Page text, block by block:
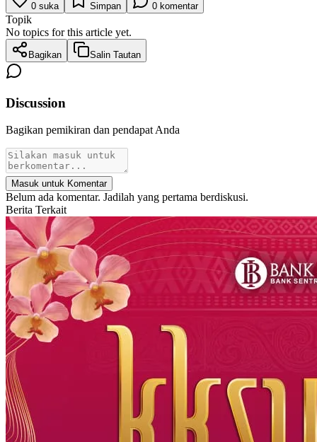
0 suka Simpan 0 komentar
Topik
No topics for this article yet.
Bagikan Salin Tautan
Discussion
Bagikan pemikiran dan pendapat Anda
Masuk untuk Komentar
Belum ada komentar. Jadilah yang pertama berdiskusi.
Berita Terkait